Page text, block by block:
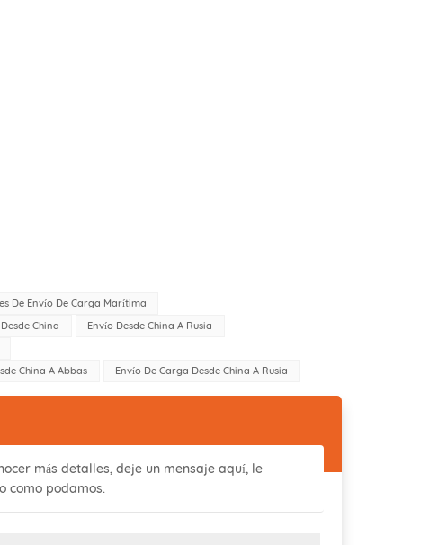
De Envío De Carga Marítima
China
Envío Desde China A Rusia
China A Abbas Envío De Carga Desde China A Rusia
más detalles, deje un mensaje aquí, le
como podamos.